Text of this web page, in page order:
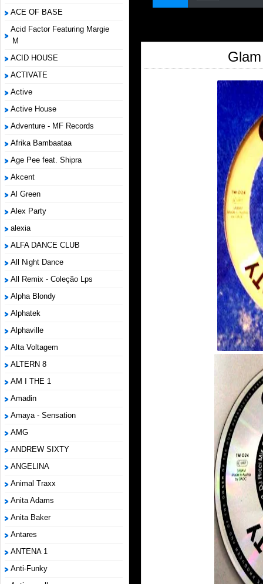
ACE OF BASE
Acid Factor Featuring Margie
M
ACID HOUSE
ACTIVATE
Active
Active House
Adventure - MF Records
Afrika Bambaataa
Age Pee feat. Shipra
Akcent
Al Green
Alex Party
alexia
ALFA DANCE CLUB
All Night Dance
All Remix - Coleção Lps
Alpha Blondy
Alphatek
Alphaville
Alta Voltagem
ALTERN 8
AM I THE 1
Amadin
Amaya - Sensation
AMG
ANDREW SIXTY
ANGELINA
Animal Traxx
Anita Adams
Anita Baker
Antares
ANTENA 1
Anti-Funky